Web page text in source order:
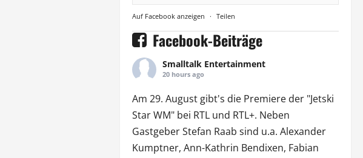
Auf Facebook anzeigen · Teilen
Facebook-Beiträge
Smalltalk Entertainment
20 hours ago
Am 29. August gibt's die Premiere der "Jetski
Star WM" bei RTLund RTL+. Neben
Gastgeber Stefan Raab sind u.a. Alexander
Kumptner, Ann-Kathrin Bendixen, Fabian